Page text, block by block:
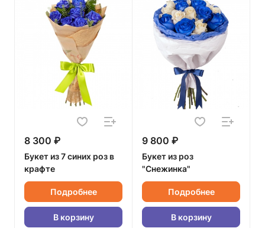
8 300 ₽
Букет из 7 синих роз в
крафте
Подробнее
В корзину
9 800 ₽
Букет из роз
"Снежинка"
Подробнее
В корзину